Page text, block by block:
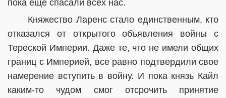
пока ещё спасали всех нас.
Княжество Ларенс стало единственным, кто
отказался от открытого объявления войны с
Тереской Империи. Даже те, что не имели общих
границ с Империей, все равно подтвердили свое
намерение вступить в войну. И пока князь Кайл
каким-то чудом смог отсрочить принятие